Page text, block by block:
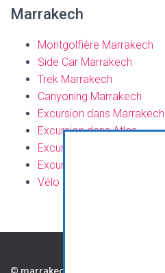
Marrakech
Montgolfière Marrakech
Side Car Marrakech
Trek Marrakech
Canyoning Marrakech
Excursion dans Marrakech
Excursion dans Atlas
Excursion La Route des
Excursion Ouarzazate
Vélo Marrakech